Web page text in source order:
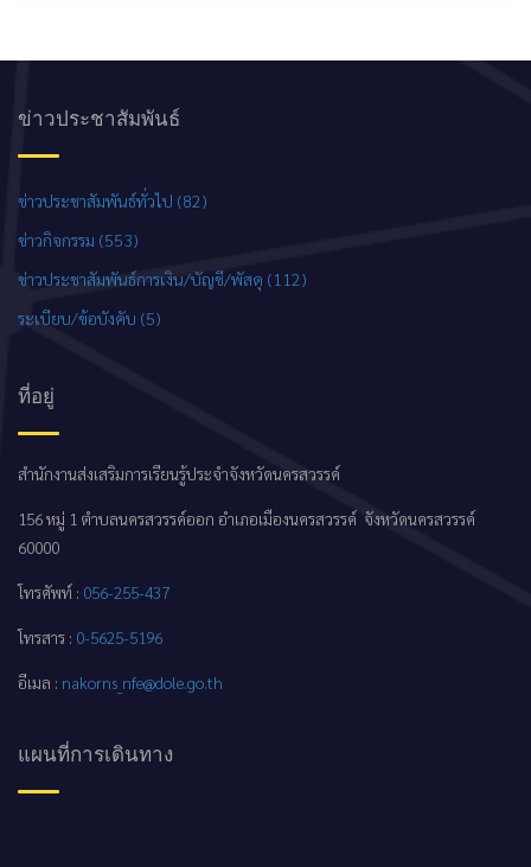
ข่าวประชาสัมพันธ์
ข่าวประชาสัมพันธ์ทั่วไป (82)
ข่าวกิจกรรม (553)
ข่าวประชาสัมพันธ์การเงิน/บัญชี/พัสดุ (112)
ระเบียบ/ข้อบังคับ (5)
ที่อยู่
สำนักงานส่งเสริมการเรียนรู้ประจำจังหวัดนครสวรรค์
156 หมู่ 1 ตำบลนครสวรรค์ออก อำเภอเมืองนครสวรรค์ จังหวัดนครสวรรค์
60000
โทรศัพท์ : 056-255-437
โทรสาร : 0-5625-5196
อีเมล : nakorns_nfe@dole.go.th
แผนที่การเดินทาง